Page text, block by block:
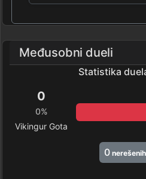
Međusobni dueli
Statistika
0
0%
Vikingur Gota
0